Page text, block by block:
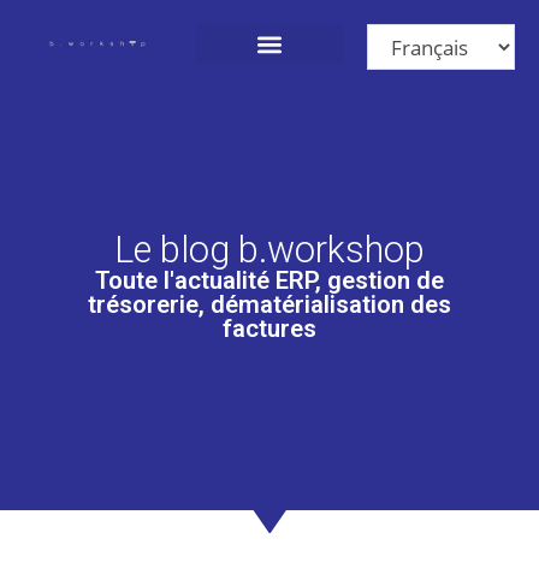
Le blog b.workshop
Toute l'actualité ERP, gestion de
trésorerie, dématérialisation des
factures